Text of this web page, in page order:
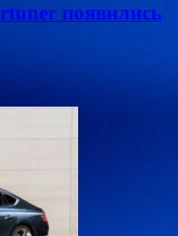
появились